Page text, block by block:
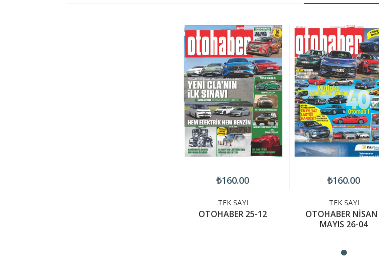
₺160.00
TEK SAYI
OTOHABER 25-12
₺160.00
TEK SAYI
OTOHABER
MAYIS 26-04